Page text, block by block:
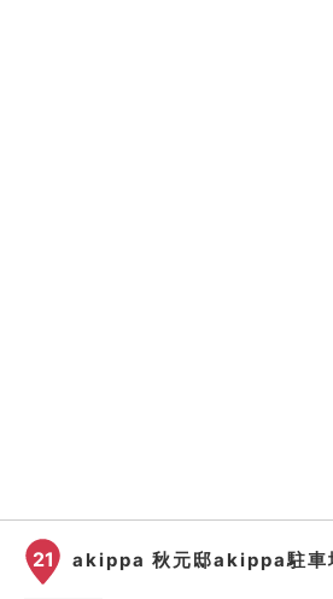
21 akippa 秋元邸akippa駐車